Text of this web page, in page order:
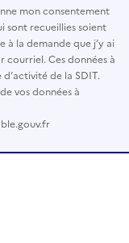
mon consentement
sont recueillies soient
à la demande que j’y ai
courriel. Ces données à
de la SDIT.
vos données à